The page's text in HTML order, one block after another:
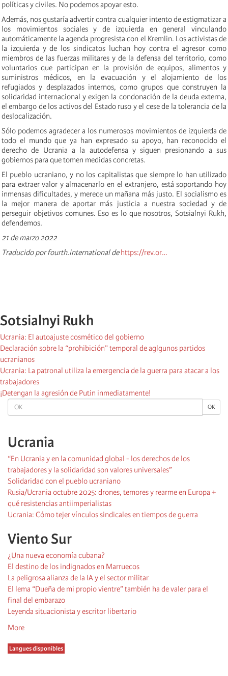
OK OK
Ucrania
“En Ucrania y en la comunidad global - los derechos de los
trabajadores y la solidaridad son valores universales”
Solidaridad con el pueblo ucraniano
Rusia/Ucrania octubre 2025: drones, temores y rearme en Europa +
qué resistencias antiimperialistas
Ucrania: Cómo tejer vínculos sindicales en tiempos de guerra
Viento Sur
¿Una nueva economía cubana?
El destino de los indignados en Marruecos
La peligrosa alianza de la IA y el sector militar
El lema “Dueña de mi propio vientre” también ha de valer para el
final del embarazo
Leyenda situacionista y escritor libertario
More
Langues disponibles
políticas y civiles. No podemos apoyar esto.
Además, nos gustaría advertir contra cualquier intento de estigmatizar a
los movimientos sociales y de izquierda en general vinculando
automáticamente la agenda progresista con el Kremlin. Los activistas de
la izquierda y de los sindicatos luchan hoy contra el agresor como
miembros de las fuerzas militares y de la defensa del territorio, como
voluntarios que participan en la provisión de equipos, alimentos y
suministros médicos, en la evacuación y el alojamiento de los
refugiados y desplazados internos, como grupos que construyen la
solidaridad internacional y exigen la condonación de la deuda externa,
el embargo de los activos del Estado ruso y el cese de la tolerancia de la
deslocalización.
Sólo podemos agradecer a los numerosos movimientos de izquierda de
todo el mundo que ya han expresado su apoyo, han reconocido el
derecho de Ucrania a la autodefensa y siguen presionando a sus
gobiernos para que tomen medidas concretas.
El pueblo ucraniano, y no los capitalistas que siempre lo han utilizado
para extraer valor y almacenarlo en el extranjero, está soportando hoy
inmensas dificultades, y merece un mañana más justo. El socialismo es
la mejor manera de aportar más justicia a nuestra sociedad y de
perseguir objetivos comunes. Eso es lo que nosotros, Sotsialnyi Rukh,
defendemos.
21 de marzo 2022
Traducido por fourth.international dehttps://rev.or…
Sotsialnyi Rukh
Ucrania: El autoajuste cosmético del gobierno
Declaración sobre la “prohibición” temporal de aglgunos partidos
ucranianos
Ucrania: La patronal utiliza la emergencia de la guerra para atacar a los
trabajadores
¡Detengan la agresión de Putin inmediatamente!